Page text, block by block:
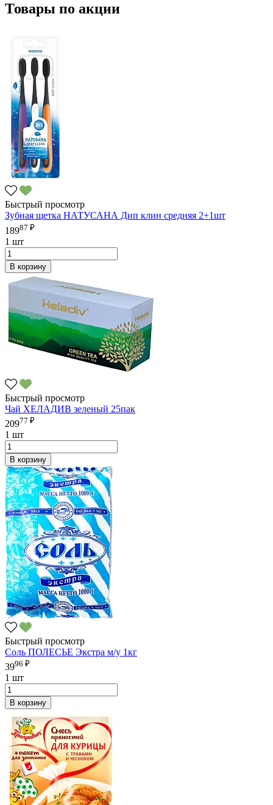
Товары по акции
Быстрый просмотр
Зубная щетка НАТУСАНА Дип клин средняя 2+1шт
18987 ₽
1 шт
В корзину
Быстрый просмотр
Чай ХЕЛАДИВ зеленый 25пак
20977 ₽
1 шт
В корзину
Быстрый просмотр
Соль ПОЛЕСЬЕ Экстра м/у 1кг
3996 ₽
1 шт
В корзину